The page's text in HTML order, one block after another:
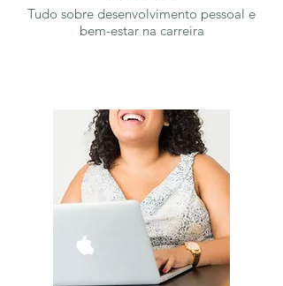
Tudo sobre desenvolvimento pessoal e
bem-estar na carreira